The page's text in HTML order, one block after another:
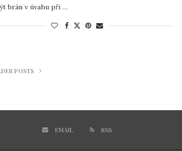
brán v úvahu při …
POSTS
EMAIL RSS